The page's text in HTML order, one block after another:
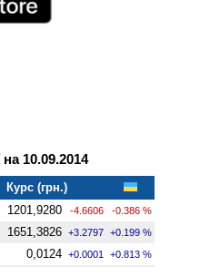
10.09.2014
Курс (грн.)
1201,9280 -4.6606 -0.386 %
1651,3826 +3.2797 +0.199 %
0,0124 +0.0001 +0.813 %